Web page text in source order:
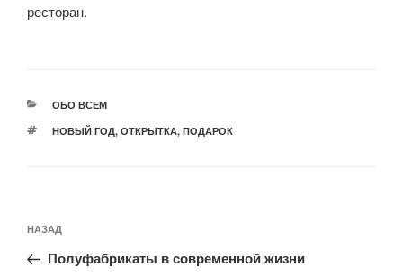
ресторан.
РУБРИКИ
ОБО ВСЕМ
МЕТКИ
НОВЫЙ ГОД, ОТКРЫТКА, ПОДАРОК
по
записям
Предыдущая
запись:
НАЗАД
Полуфабрикаты в современной жизни